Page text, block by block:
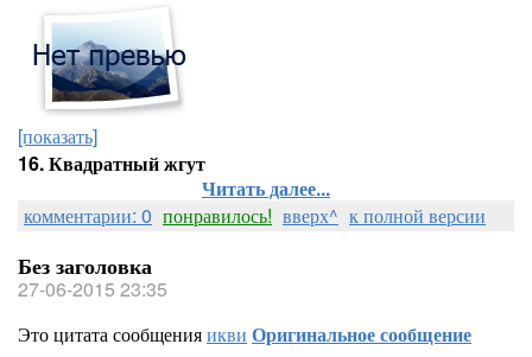
[показать]
16. Квадратный жгут
Читать далее...
комментарии: 0 понравилось! вверх^ к полной версии
Без заголовка
27-06-2015 23:35
Это цитата сообщенияикви Оригинальное сообщение